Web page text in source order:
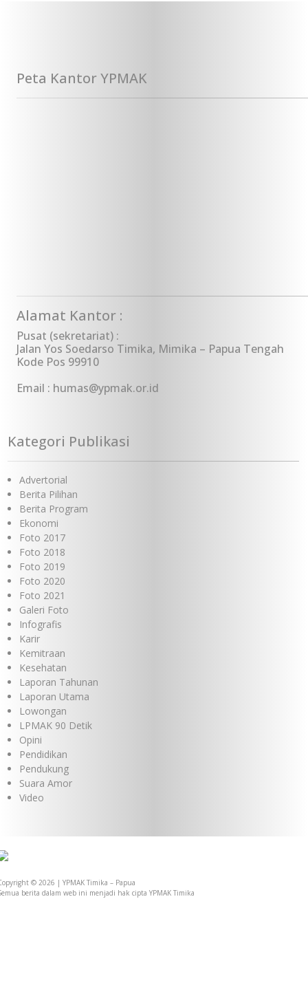
Peta Kantor YPMAK
Alamat Kantor :
Pusat (sekretariat) :
Jalan Yos Soedarso Timika, Mimika – Papua Tengah
Kode Pos 99910
Email : humas@ypmak.or.id
Kategori Publikasi
Advertorial
Berita Pilihan
Berita Program
Ekonomi
Foto 2017
Foto 2018
Foto 2019
Foto 2020
Foto 2021
Galeri Foto
Infografis
Karir
Kemitraan
Kesehatan
Laporan Tahunan
Laporan Utama
Lowongan
LPMAK 90 Detik
Opini
Pendidikan
Pendukung
Suara Amor
Video
© 2026 | YPMAK Timika – Papua
berita dalam web ini menjadi hak cipta YPMAK Timika